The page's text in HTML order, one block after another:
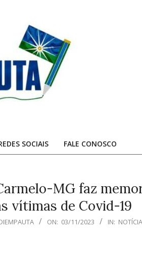
SOCIAIS FALE CONOSCO
MG faz
vítimas de Covid-19
ON: 03/11/2023 IN: